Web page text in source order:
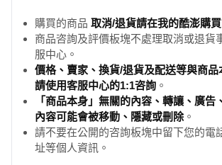
購買的商品 取消/退貨請在我的酷澎購
商品咨詢及評價板塊不處理取消或退貨
服中心。
價格、賣家、換貨/退貨及配送等與商
請使用客服中心的1:1咨詢 。
「商品本身」無關的內容、轉讓、廣告
內容可能會被移動、隱藏或刪除。
請不要在公開的咨詢板塊中留下您的電
址等個人資訊。